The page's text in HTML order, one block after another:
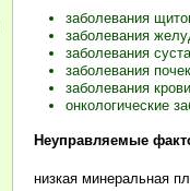
заболевания
заболевания
заболевания
заболевания
заболевания крови
онкологические
Неуправляемые
низкая минеральная